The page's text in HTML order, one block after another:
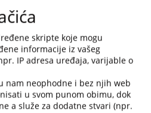
POŠTIVANJU OPTIMALNIH I
01.01.2025. godine
optimalnih i predvidivih
skripte koje mogu
informacije iz vašeg
IP adresa uređaja, varijable o
nam neophodne i bez njih web
u svom punom obimu, dok
a služe za dodatne stvari (npr.